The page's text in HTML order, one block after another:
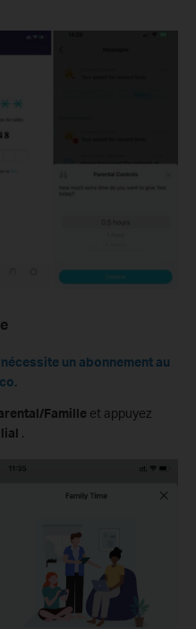
un abonnement au
Famille et appuyez
.